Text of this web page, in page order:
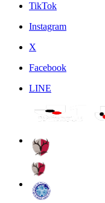
TikTok
Instagram
X
Facebook
LINE